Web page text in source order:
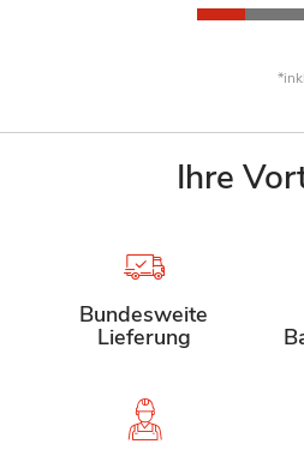
Ihre
Bundesweite
Lieferung